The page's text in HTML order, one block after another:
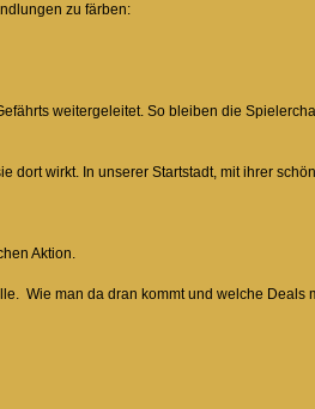
zu färben:
weitergeleitet. So bleiben die
dort wirkt. In unserer Startstadt, mit ihrer
Aktion.
Wie man da dran kommt und welche